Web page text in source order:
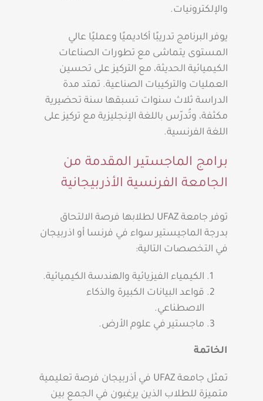
والإلكترونيات.
يوفر البرنامج تدريبًا أكاديميًا وعمليًا عالي
المستوى يتماشى مع تطورات الصناعات
الكيميائية الحديثة، مع التركيز على تحسين
العمليات والتركيبات الصناعية. تمتد مدة
الدراسة ثلاث سنوات تسبقها سنة تحضيرية
مكثفة، وتُدرّس باللغة الإنجليزية مع تركيز على
اللغة الفرنسية.
برامج الماجستير المقدمة من
الجامعة الفرنسية الأذربيجانية
توفر جامعة UFAZ لطلابها فرصة الالتحاق
بدرجة الماجيستير سواء في فرنسا أو اذربيجان
في التخصصات التالية:
الكيمياء الفيزيائية والهندسة الكيميائية.
قواعد البيانات الكبيرة والذكاء
الاصطناعي.
ماجستير في علوم الأرض.
الخاتمة
تمثل جامعة UFAZ في أذربيجان فرصة تعليمية
متميزة للطلاب الذين يرغبون في الجمع بين